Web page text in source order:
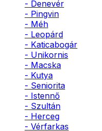
- Denevér
- Pingvin
- Méh
- Leopárd
- Katicabogár
- Unikornis
- Macska
- Kutya
- Seniorita
- Istennő
- Szultán
- Herceg
- Vérfarkas